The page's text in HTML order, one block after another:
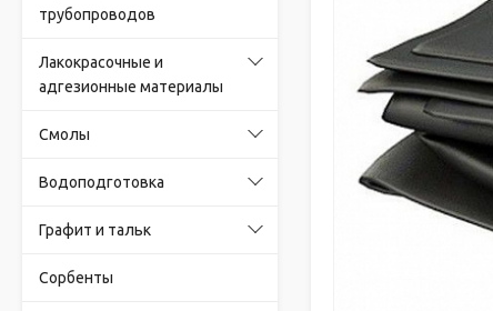
трубопроводов
Лакокрасочные и
адгезионные материалы
Смолы
Водоподготовка
Графит и тальк
Сорбенты